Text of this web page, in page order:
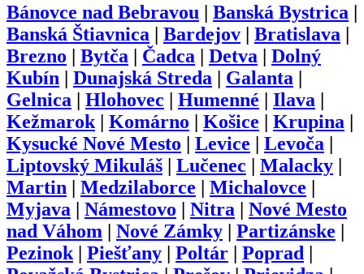
Bánovce nad Bebravou | Banská Bystrica |
Banská Štiavnica | Bardejov | Bratislava |
Brezno | Bytča | Čadca | Detva | Dolný
Kubín | Dunajská Streda | Galanta |
Gelnica | Hlohovec | Humenné | Ilava |
Kežmarok | Komárno | Košice | Krupina |
Kysucké Nové Mesto | Levice | Levoča |
Liptovský Mikuláš | Lučenec | Malacky |
Martin | Medzilaborce | Michalovce |
Myjava | Námestovo | Nitra | Nové Mesto
nad Váhom | Nové Zámky | Partizánske |
Pezinok | Piešťany | Poltár | Poprad |